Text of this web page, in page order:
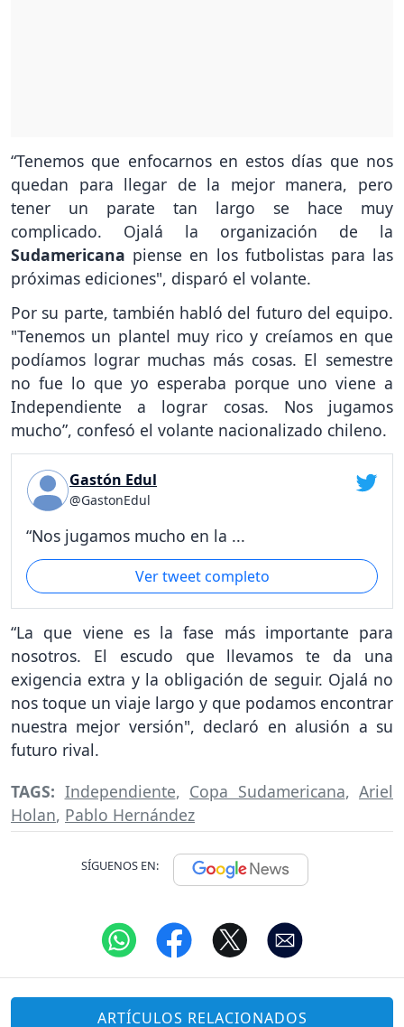
“Tenemos que enfocarnos en estos días que nos
quedan para llegar de la mejor manera, pero
tener un parate tan largo se hace muy
complicado. Ojalá la organización de la
Sudamericana piense en los futbolistas para las
próximas ediciones", disparó el volante.
Por su parte, también habló del futuro del equipo.
"Tenemos un plantel muy rico y creíamos en que
podíamos lograr muchas más cosas. El semestre
no fue lo que yo esperaba porque uno viene a
Independiente a lograr cosas. Nos jugamos
mucho”, confesó el volante nacionalizado chileno.
Gastón Edul
@GastonEdul
“Nos jugamos mucho en la ...
Ver tweet completo
“La que viene es la fase más importante para
nosotros. El escudo que llevamos te da una
exigencia extra y la obligación de seguir. Ojalá no
nos toque un viaje largo y que podamos encontrar
nuestra mejor versión", declaró en alusión a su
futuro rival.
TAGS: Independiente, Copa Sudamericana, Ariel
Holan, Pablo Hernández
SÍGUENOS EN:
ARTÍCULOS RELACIONADOS